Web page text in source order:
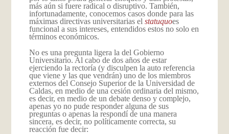
más aún si fuere radical o disruptivo. También,
infortunadamente, conocemos casos donde para las
máximas directivas universitarias el statuquoes
funcional a sus intereses, entendidos estos no solo en
términos económicos.
No es una pregunta ligera la del Gobierno
Universitario. Al cabo de dos años de estar
ejerciendo la rectoría (y disculpen la auto referencia
que viene y las que vendrán) uno de los miembros
externos del Consejo Superior de la Universidad de
Caldas, en medio de una cesión ordinaria del mismo,
es decir, en medio de un debate denso y complejo,
apenas yo no pude responder alguna de sus
preguntas o apenas la respondí de una manera
sincera, es decir, no políticamente correcta, su
reacción fue decir: